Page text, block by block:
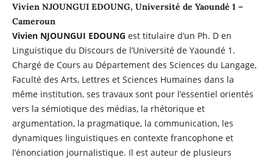
Vivien NJOUNGUI EDOUNG, Université de Yaoundé 1 –
Cameroun
Vivien NJOUNGUI EDOUNG est titulaire d’un Ph. D en
Linguistique du Discours de l’Université de Yaoundé 1.
Chargé de Cours au Département des Sciences du Langage,
Faculté des Arts, Lettres et Sciences Humaines dans la
même institution, ses travaux sont pour l’essentiel orientés
vers la sémiotique des médias, la rhétorique et
argumentation, la pragmatique, la communication, les
dynamiques linguistiques en contexte francophone et
l’énonciation journalistique. Il est auteur de plusieurs